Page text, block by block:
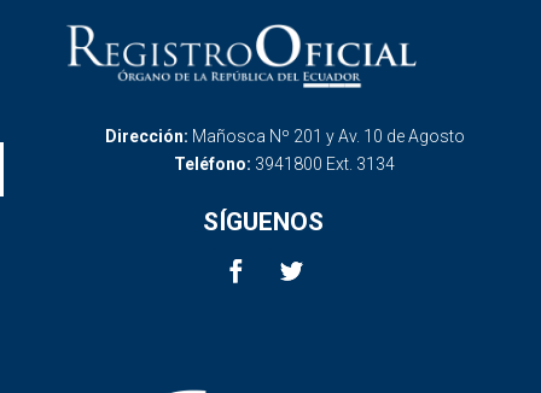
Dirección: Mañosca Nº 201 y Av. 10 de Agosto
Teléfono: 3941800 Ext. 3134
SÍGUENOS